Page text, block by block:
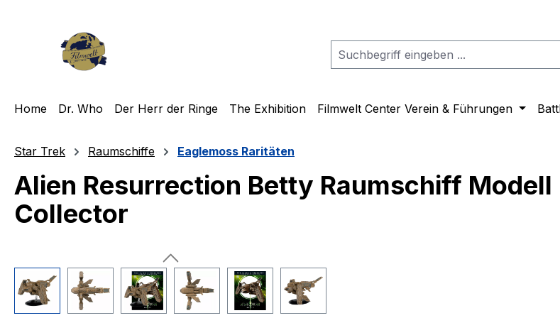
Home Dr. Who Der Herr der Ringe The Exhibition Filmwelt Center Verein & Führungen
Star Trek Raumschiffe Eaglemoss Raritäten
Alien Resurrection Betty Raumschiff Modell
Collector